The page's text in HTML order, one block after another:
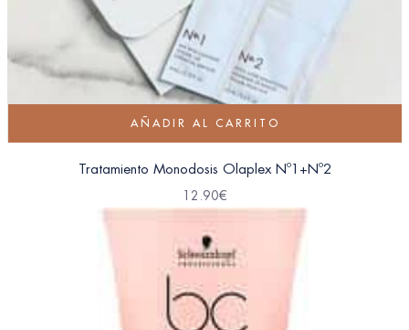
AÑADIR AL CARRITO
Tratamiento Monodosis Olaplex Nº1+Nº2
12.90€